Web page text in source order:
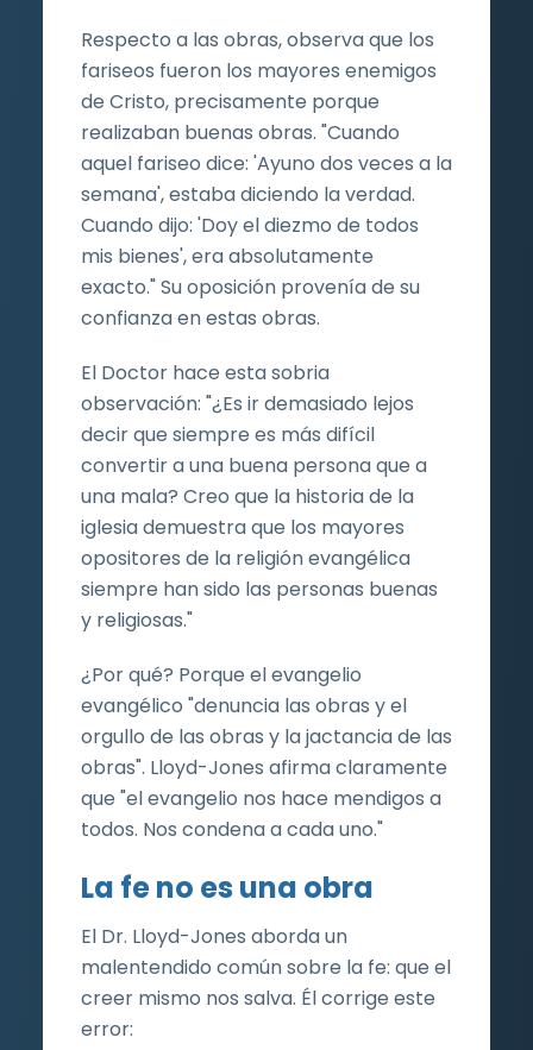
Respecto a las obras, observa que los
fariseos fueron los mayores enemigos
de Cristo, precisamente porque
realizaban buenas obras. "Cuando
aquel fariseo dice: 'Ayuno dos veces a la
semana', estaba diciendo la verdad.
Cuando dijo: 'Doy el diezmo de todos
mis bienes', era absolutamente
exacto." Su oposición provenía de su
confianza en estas obras.
El Doctor hace esta sobria
observación: "¿Es ir demasiado lejos
decir que siempre es más difícil
convertir a una buena persona que a
una mala? Creo que la historia de la
iglesia demuestra que los mayores
opositores de la religión evangélica
siempre han sido las personas buenas
y religiosas."
¿Por qué? Porque el evangelio
evangélico "denuncia las obras y el
orgullo de las obras y la jactancia de las
obras". Lloyd-Jones afirma claramente
que "el evangelio nos hace mendigos a
todos. Nos condena a cada uno."
La fe no es una obra
El Dr. Lloyd-Jones aborda un
malentendido común sobre la fe: que el
creer mismo nos salva. Él corrige este
error: